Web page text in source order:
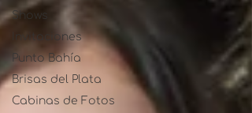
Shows
Invitaciones
Punto Bahía
Brisas del Plata
Cabinas de Fotos